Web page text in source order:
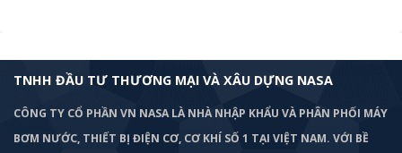
TNHH ĐẦU TƯ THƯƠNG MẠI VÀ XÂU DỰNG NASA
CÔNG TY CỔ PHẦN VN NASA LÀ NHÀ NHẬP KHẨU VÀ PHÂN PHỐI MÁY
BƠM NƯỚC, THIẾT BỊ ĐIỆN CƠ, CƠ KHÍ SỐ 1 TẠI VIỆT NAM. VỚI BỀ